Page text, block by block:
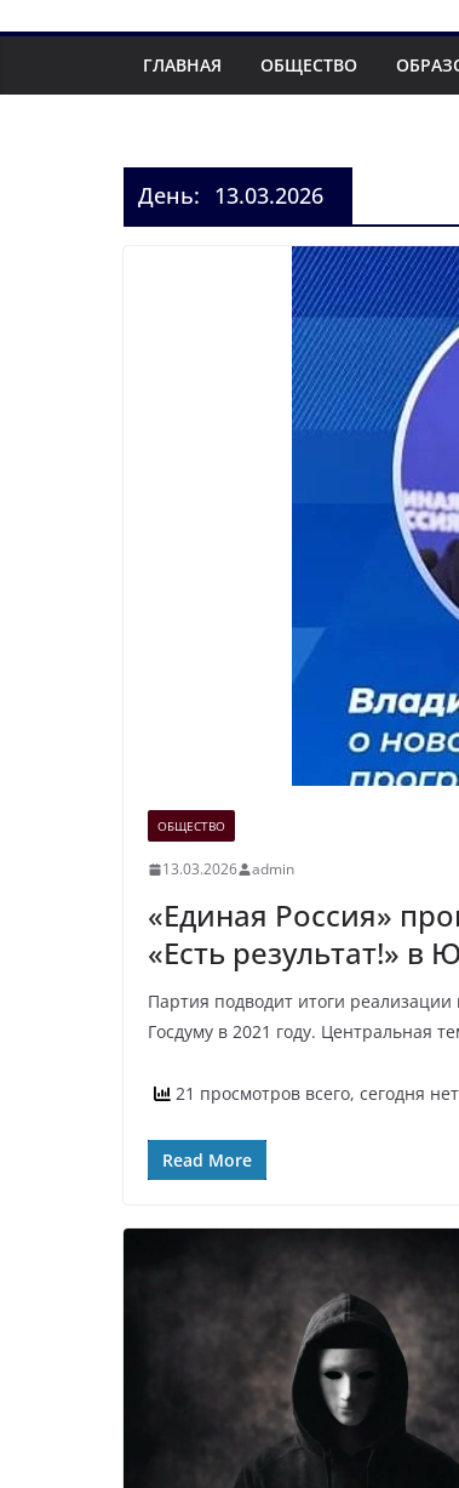
ГЛАВНАЯ ОБЩЕСТВО
День: 13.03.2026
ОБЩЕСТВО
13.03.2026 admin
«Единая Россия»
«Есть результат!»
Партия подводит итоги
Госдуму в 2021 году. Центральная
21 просмотров всего, сегодня
Read More